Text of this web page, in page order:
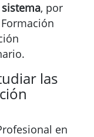
, por
las
en